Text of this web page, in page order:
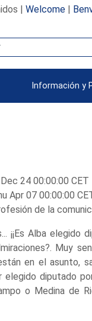
| Welcome|
Información y
24 00:00:00 CET
Apr 07 00:00:00
de la
¡¡Es Alba elegido
Muy
en el asunto,
elegido diputado
o Medina de
las «medinas»